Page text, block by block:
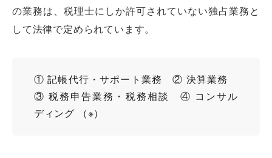
の業務は、税理士にしか許可されていない独占業務と
して法律で定められています。
① 記帳代行・サポート業務 ② 決算業務
③ 税務申告業務・税務相談 ④ コンサル
ディング （※）